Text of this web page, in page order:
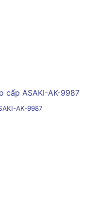
AK-9987